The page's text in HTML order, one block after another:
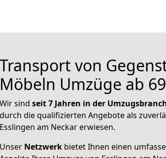
Transport von
Möbeln Umzüge ab
Wir sind seit 7 Jahren in der
durch die qualifizierten Angebote als
Esslingen am Neckar erwiesen.
Unser Netzwerk bietet Ihnen einen